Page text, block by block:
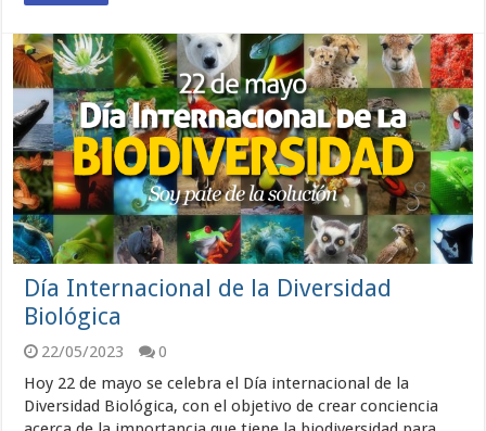
Día Internacional de la Diversidad
Biológica
22/05/2023
0
Hoy 22 de mayo se celebra el Día internacional de la
Diversidad Biológica, con el objetivo de crear conciencia